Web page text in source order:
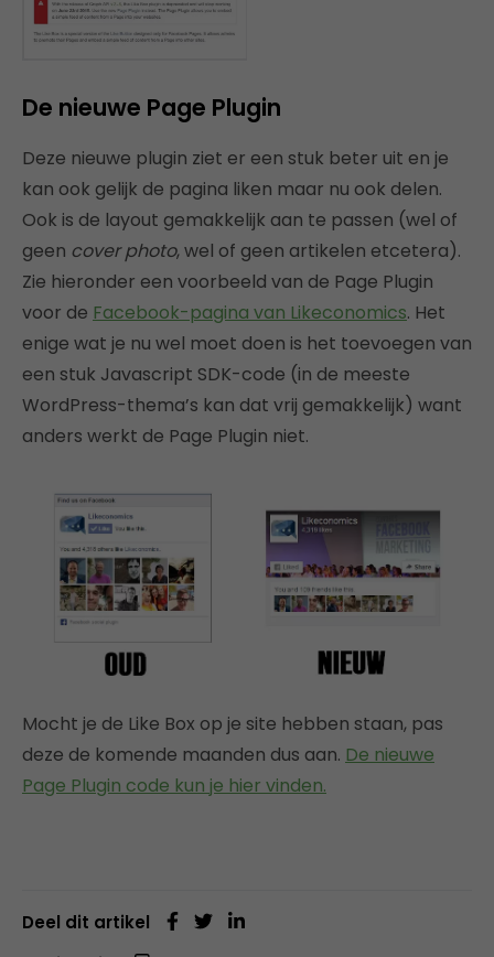
De nieuwe Page Plugin
Deze nieuwe plugin ziet er een stuk beter uit en je
kan ook gelijk de pagina liken maar nu ook delen.
Ook is de layout gemakkelijk aan te passen (wel of
geen cover photo, wel of geen artikelen etcetera).
Zie hieronder een voorbeeld van de Page Plugin
voor de Facebook-pagina van Likeconomics. Het
enige wat je nu wel moet doen is het toevoegen van
een stuk Javascript SDK-code (in de meeste
WordPress-thema’s kan dat vrij gemakkelijk) want
anders werkt de Page Plugin niet.
Mocht je de Like Box op je site hebben staan, pas
deze de komende maanden dus aan. De nieuwe
Page Plugin code kun je hier vinden.
Deel dit artikel